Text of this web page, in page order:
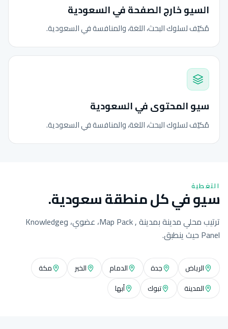
السيو خارج الصفحة في السعودية
مُكيّف لسلوك البحث، اللغة، والمنافسة في السعودية.
سيو المحتوى في السعودية
مُكيّف لسلوك البحث، اللغة، والمنافسة في السعودية.
التغطية
سيو في كل منطقة سعودية.
ترتيب محلي مدينة بمدينة , Map Pack، عضوي، وKnowledge
Panel حيث ينطبق.
الرياض جدة الدمام الخبر
مكة
المدينة
تبوك أبها